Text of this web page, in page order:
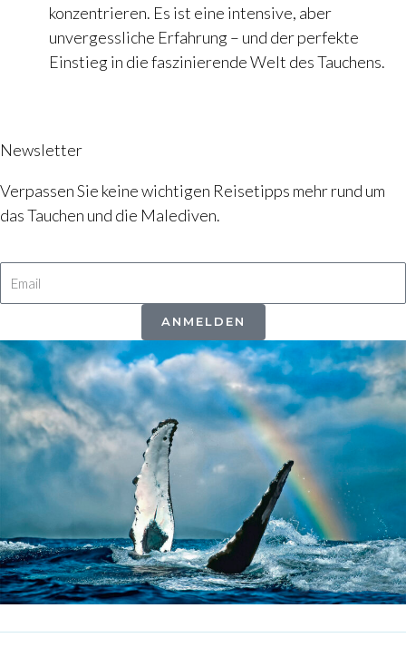
konzentrieren. Es ist eine intensive, aber
unvergessliche Erfahrung – und der perfekte
Einstieg in die faszinierende Welt des Tauchens.
Newsletter
Verpassen Sie keine wichtigen Reisetipps mehr rund um
das Tauchen und die Malediven.
ANMELDEN